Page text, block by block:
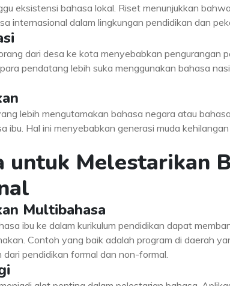
eksistensi bahasa lokal. Riset menunjukkan
internasional dalam lingkungan pendidikan dan
dari desa ke kota menyebabkan pengurangan
pendatang lebih suka menggunakan bahasa
lebih mengutamakan bahasa negara atau
ibu. Hal ini menyebabkan generasi muda
untuk Melestarikan
Multibahasa
ibu ke dalam kurikulum pendidikan dapat
Contoh yang baik adalah program di daerah
dari pendidikan formal dan non-formal.